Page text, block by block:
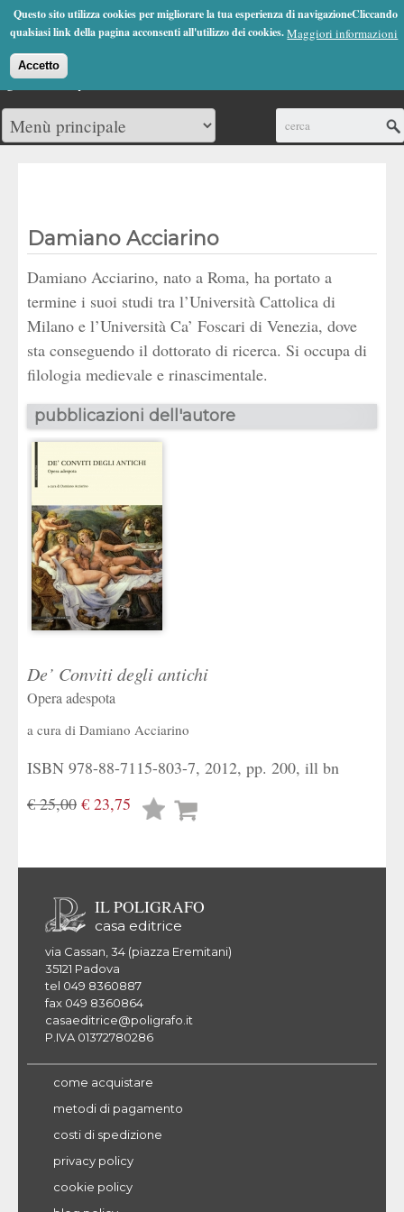
Questo sito utilizza cookies per migliorare la tua esperienza di navigazioneCliccando
qualsiasi link della pagina acconsenti all'utilizzo dei cookies.Maggiori informazioni
Accetto
Jump to Navigation
(0)
Damiano Acciarino
Damiano Acciarino, nato a Roma, ha portato a
termine i suoi studi tra l’Università Cattolica di
Milano e l’Università Ca’ Foscari di Venezia, dove
sta conseguendo il dottorato di ricerca. Si occupa di
filologia medievale e rinascimentale.
pubblicazioni dell'autore
De’ Conviti degli antichi
Opera adespota
a cura di Damiano Acciarino
ISBN 978-88-7115-803-7, 2012, pp. 200, ill bn
€ 25,00 € 23,75
Lista
IL POLIGRAFO
casa editrice
via Cassan, 34 (piazza Eremitani)
35121 Padova
tel 049 8360887
fax 049 8360864
casaeditrice@poligrafo.it
P.IVA 01372780286
come acquistare
metodi di pagamento
costi di spedizione
privacy policy
cookie policy